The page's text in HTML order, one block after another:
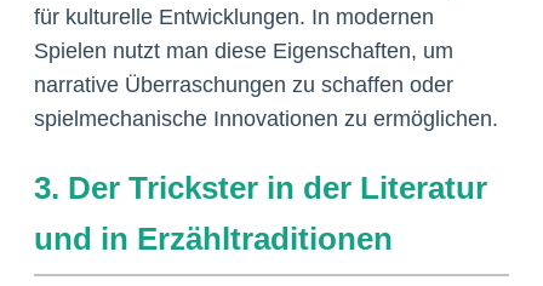
für kulturelle Entwicklungen. In modernen
Spielen nutzt man diese Eigenschaften, um
narrative Überraschungen zu schaffen oder
spielmechanische Innovationen zu ermöglichen.
3. Der Trickster in der Literatur
und in Erzähltraditionen